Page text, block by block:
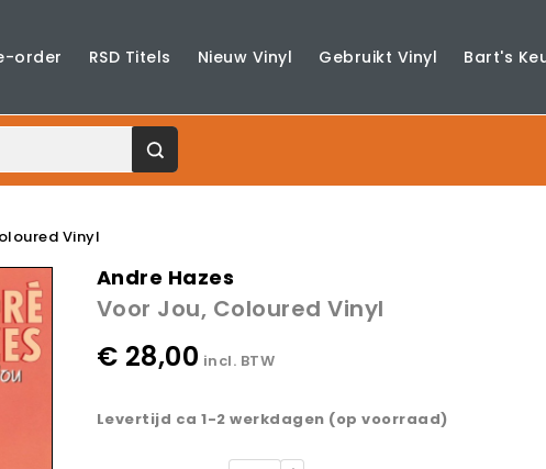
order RSD Titels Nieuw Vinyl Gebruikt Vinyl Bart's
Vinyl
Andre Hazes
Voor Jou, Coloured Vinyl
€ 28,00 incl. BTW
Levertijd ca 1-2 werkdagen (op voorraad)